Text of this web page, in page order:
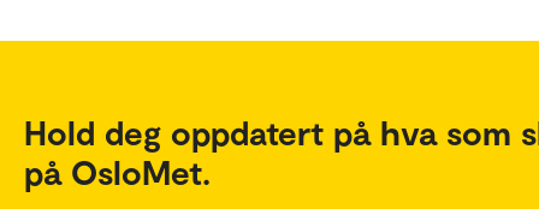
Hold deg oppdatert på hva som
på OsloMet.